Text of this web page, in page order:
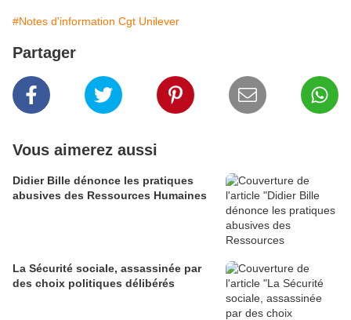
#Notes d'information Cgt Unilever
Partager
Vous aimerez aussi
Didier Bille dénonce les pratiques
abusives des Ressources Humaines
La Sécurité sociale, assassinée par
des choix politiques délibérés